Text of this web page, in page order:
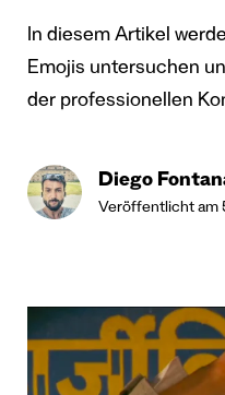
In diesem Artikel
Emojis untersuchen
der professionellen
Diego
Veröffentlicht